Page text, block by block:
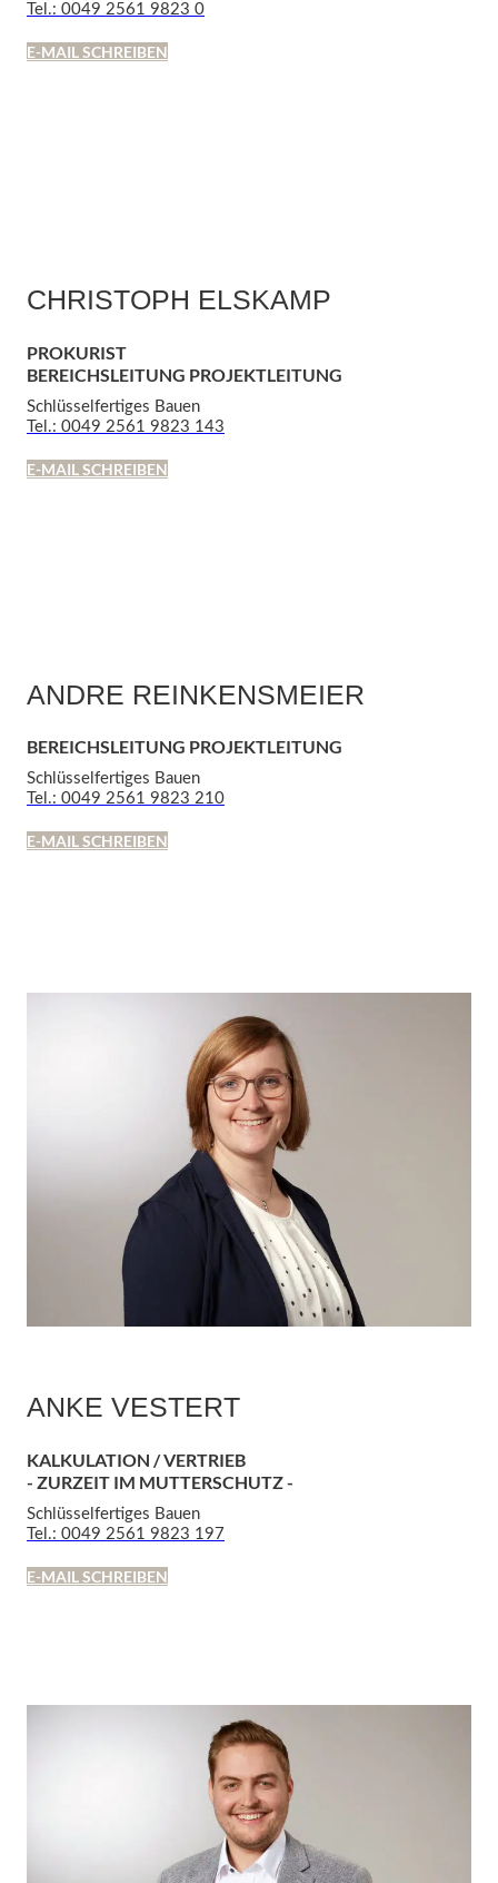
Tel.: 0049 2561 9823 0
E-MAIL SCHREIBEN
CHRISTOPH ELSKAMP
PROKURIST
BEREICHSLEITUNG PROJEKTLEITUNG
Schlüsselfertiges Bauen
Tel.: 0049 2561 9823 143
E-MAIL SCHREIBEN
ANDRE REINKENSMEIER
BEREICHSLEITUNG PROJEKTLEITUNG
Schlüsselfertiges Bauen
Tel.: 0049 2561 9823 210
E-MAIL SCHREIBEN
ANKE VESTERT
KALKULATION / VERTRIEB
- ZURZEIT IM MUTTERSCHUTZ -
Schlüsselfertiges Bauen
Tel.: 0049 2561 9823 197
E-MAIL SCHREIBEN